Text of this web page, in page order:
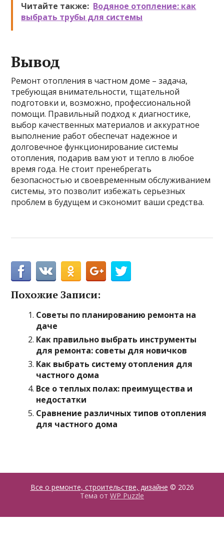
Читайте также: Водяное отопление: как
выбрать трубы для системы
Вывод
Ремонт отопления в частном доме – задача,
требующая внимательности, тщательной
подготовки и, возможно, профессиональной
помощи. Правильный подход к диагностике,
выбор качественных материалов и аккуратное
выполнение работ обеспечат надежное и
долговечное функционирование системы
отопления, подарив вам уют и тепло в любое
время года. Не стоит пренебрегать
безопасностью и своевременным обслуживанием
системы, это позволит избежать серьезных
проблем в будущем и сэкономит ваши средства.
Похожие Записи:
Советы по планированию ремонта на
даче
Как правильно выбрать инструменты
для ремонта: советы для новичков
Как выбрать систему отопления для
частного дома
Все о теплых полах: преимущества и
недостатки
Сравнение различных типов отопления
для частного дома
Все о ремонте, строительстве, дизайне © 2026
Тема от WP Puzzle